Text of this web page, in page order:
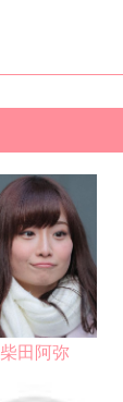
柴田阿弥